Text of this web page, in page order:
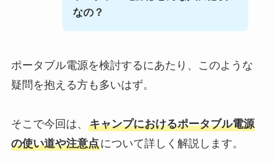
なの？
ポータブル電源を検討するにあたり、このような
疑問を抱える方も多いはず。
そこで今回は、 キャンプにおけるポータブル電源
の使い道や注意点について詳しく解説します。